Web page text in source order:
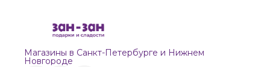
Магазины в Санкт-Петербурге и Нижнем
Новгороде